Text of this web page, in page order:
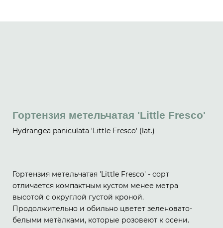
Гортензия метельчатая 'Little Fresco'
Hydrangea paniculata 'Little Fresco' (lat.)
Гортензия метельчатая 'Little Fresco' - сорт
отличается компактным кустом менее метра
высотой с округлой густой кроной.
Продолжительно и обильно цветет зеленовато-
белыми метёлками, которые розовеют к осени.